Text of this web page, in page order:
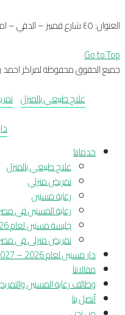
العنوان: ٤٥ شارع قمبيز – الدقي – امام بوابة ١٠ نادي الصيد
Go to Top
جميع الحقوق محفوظة لمراكز احمد
علاج طبيعي بالمنزل
خدماتنا
علاج طبيعي بالمنزل
تمريض منزلي
رعاية مسنين
رعاية المسنين في مصر لعام
جليسة مسنين لعام 2026 – 2027 | راحة المريض تبدأ من قلب البيت
تمريض منزلى فى مصر لعام
دار مسنين لعام 2026 – 2027
مقالاتنا
وظائف رعاية المسنين والتمريض
أتصل بنا